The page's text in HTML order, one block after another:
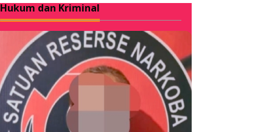
Hukum dan Kriminal